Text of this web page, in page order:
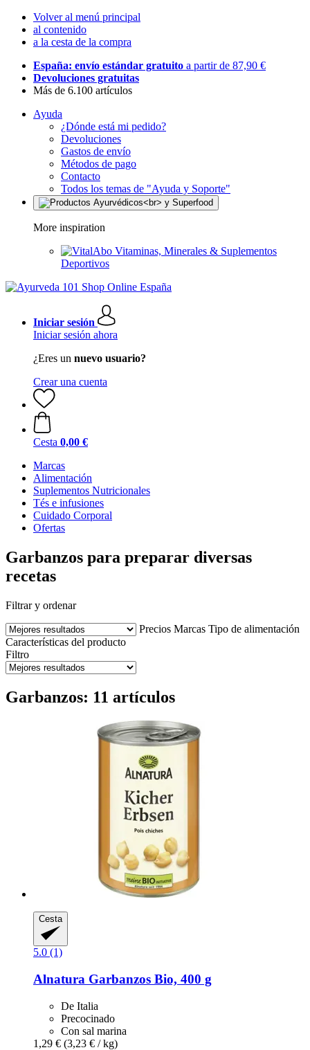
Volver al menú principal
al contenido
a la cesta de la compra
España: envío estándar gratuito a partir de 87,90 €
Devoluciones gratuitas
Más de 6.100 artículos
Ayuda
¿Dónde está mi pedido?
Devoluciones
Gastos de envío
Métodos de pago
Contacto
Todos los temas de "Ayuda y Soporte"
More inspiration
Vitaminas, Minerales & Suplementos
Deportivos
Iniciar sesión
Iniciar sesión ahora
¿Eres un nuevo usuario?
Crear una cuenta
Cesta 0,00 €
Marcas
Alimentación
Suplementos Nutricionales
Tés e infusiones
Cuidado Corporal
Ofertas
Garbanzos para preparar diversas
recetas
Filtrar y ordenar
Precios Marcas Tipo de alimentación
Características del producto
Filtro
Garbanzos: 11 artículos
Cesta
5.0 (1)
Alnatura Garbanzos Bio, 400 g
De Italia
Precocinado
Con sal marina
1,29 € (3,23 € / kg)